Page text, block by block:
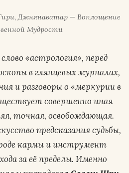
Джнянаватар — Воплощение
Мудрости
«астрология», перед
в глянцевых журналах,
и разговоры о «меркурии в
совершенно иная
точная, освобождающая.
предсказания судьбы,
кармы и инструмент
за её пределы. Именно